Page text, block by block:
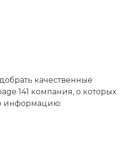
качественные
141 компания, о которых
информацию: